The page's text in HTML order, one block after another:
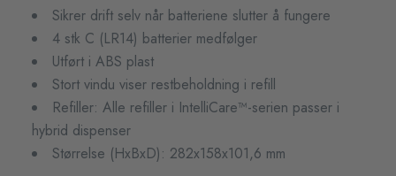
Sikrer drift selv når batteriene slutter å fungere
4 stk C (LR14) batterier medfølger
Utført i ABS plast
Stort vindu viser restbeholdning i refill
Refiller: Alle refiller i IntelliCare™-serien passer i
hybrid dispenser
Størrelse (HxBxD): 282x158x101,6 mm